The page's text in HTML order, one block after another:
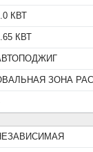
КВТ
КВТ
ЗОНА